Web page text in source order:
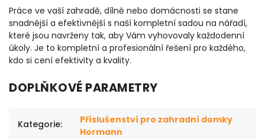
Práce ve vaší zahradě, dílně nebo domácnosti se stane
snadnější a efektivnější s naší kompletní sadou na nářadí,
které jsou navrženy tak, aby Vám vyhovovaly každodenní
úkoly. Je to kompletní a profesionální řešení pro každého,
kdo si cení efektivity a kvality.
DOPLŇKOVÉ PARAMETRY
Kategorie:
Příslušenství pro zahradní domky
Hormann